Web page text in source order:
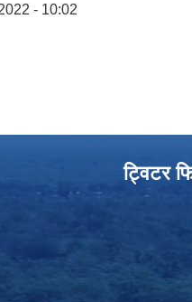
- 10:02
ट्विटर